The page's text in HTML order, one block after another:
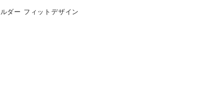
ダー フィットデザイン